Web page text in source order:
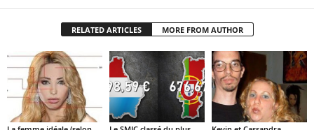
RELATED ARTICLES MORE FROM AUTHOR